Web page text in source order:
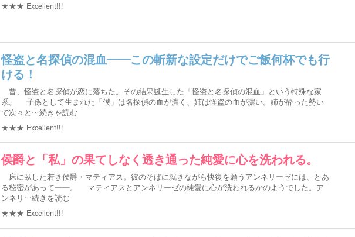
★★★ Excellent!!!
怪盗と名探偵の混血――この斬新な設定だけでご飯何杯でも行
ける！
昔、怪盗と名探偵が恋に落ちた。その結果誕生した「怪盗と名探偵の混血」という特殊な家
系。 子孫として生まれた「僕」は名探偵の血が濃く、姉は怪盗の血が濃い。姉が酔った勢い
で次々と …続きを読む
★★★ Excellent!!!
侯爵と「私」の果てしなく透き通った純愛に心を洗われる。
床に臥した若き侯爵・マティアス。彼のそばに就きながら快復を願うアンネリーゼには、とあ
る秘密があって――。 マティアスとアンネリーゼの純愛に心が洗われるかのようでした。ア
ンネリ …続きを読む
★★★ Excellent!!!